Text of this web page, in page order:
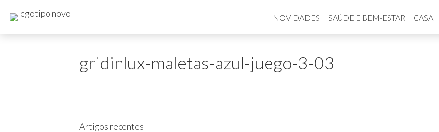
NOVIDADES SAÚDE E BEM-ESTAR CASA
gridinlux-maletas-azul-juego-3-03
Artigos recentes